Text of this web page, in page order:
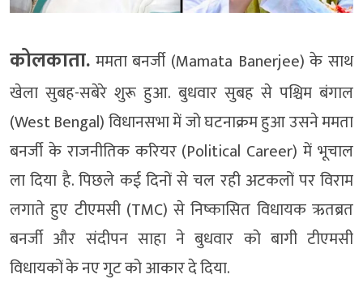
कोलकाता. ममता बनर्जी (Mamata Banerjee) के साथ
खेला सुबह-सबेरे शुरू हुआ. बुधवार सुबह से पश्चिम बंगाल
(West Bengal) विधानसभा में जो घटनाक्रम हुआ उसने ममता
बनर्जी के राजनीतिक करियर (Political Career) में भूचाल
ला दिया है. पिछले कई दिनों से चल रही अटकलों पर विराम
लगाते हुए टीएमसी (TMC) से निष्कासित विधायक ऋतब्रत
बनर्जी और संदीपन साहा ने बुधवार को बागी टीएमसी
विधायकों के नए गुट को आकार दे दिया.